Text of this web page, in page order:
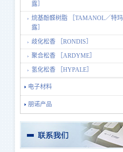
露］
烷基酚醛树脂 ［TAMANOL／特
露］
歧化松香 ［RONDIS］
聚合松香 ［ARDYME］
氢化松香 ［HYPALE］
电子材料
朋诺产品